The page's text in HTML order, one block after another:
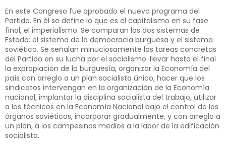
En este Congreso fue aprobado el nuevo programa del
Partido. En él se define lo que es el capitalismo en su fase
final, el imperialismo. Se comparan los dos sistemas de
Estado: el sistema de la democracia burguesa y el sistema
soviético. Se señalan minuciosamente las tareas concretas
del Partido en su lucha por el socialismo: llevar hasta el final
la expropiación de la burguesía, organizar la Economía del
país con arreglo a un plan socialista único, hacer que los
sindicatos intervengan en la organización de la Economía
nacional, implantar la disciplina socialista del trabajo, utilizar
a los técnicos en la Economía Nacional bajo el control de los
órganos soviéticos, incorporar gradualmente, y con arreglo a
un plan, a los campesinos medios a la labor de la edificación
socialista.